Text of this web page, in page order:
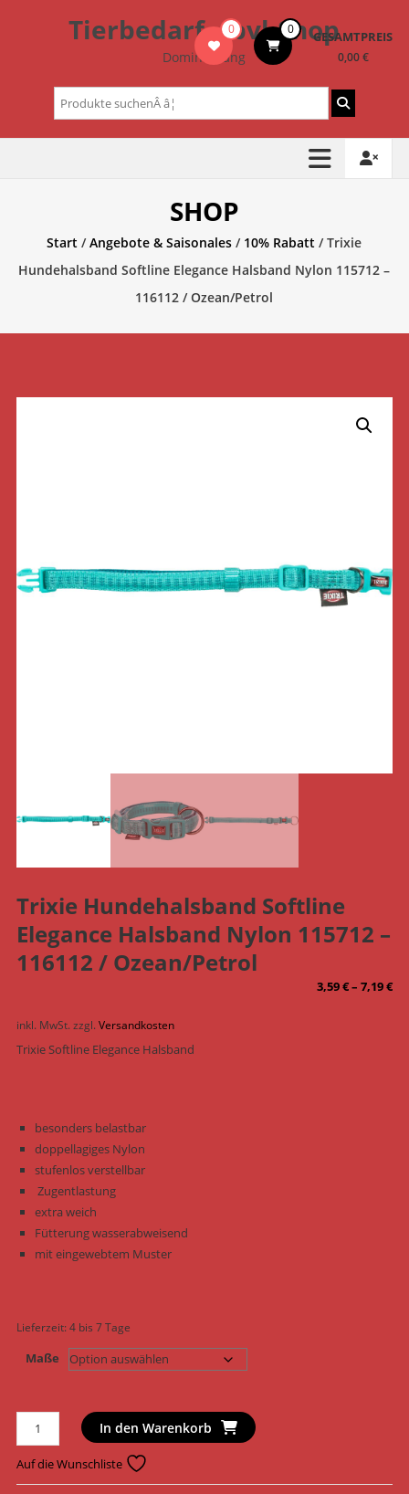
Tierbedarf – bvl-Shop
Dominik Lang
0 0 GESAMTPREIS
0,00 €
Suchen
nach:
SHOP
Start /Angebote & Saisonales / 10% Rabatt / Trixie
Hundehalsband Softline Elegance Halsband Nylon 115712 –
116112 / Ozean/Petrol
Trixie Hundehalsband Softline
Elegance Halsband Nylon 115712 –
116112 / Ozean/Petrol
3,59€–7,19€
inkl. MwSt.zzgl.Versandkosten
Trixie Softline Elegance Halsband
besonders belastbar
doppellagiges Nylon
stufenlos verstellbar
Zugentlastung
extra weich
Fütterung wasserabweisend
mit eingewebtem Muster
Lieferzeit:4 bis 7 Tage
Maße
Trixie
Hundehalsband
Softline
Elegance
In den Warenkorb
Auf die Wunschliste